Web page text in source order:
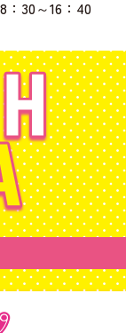
30～16：40